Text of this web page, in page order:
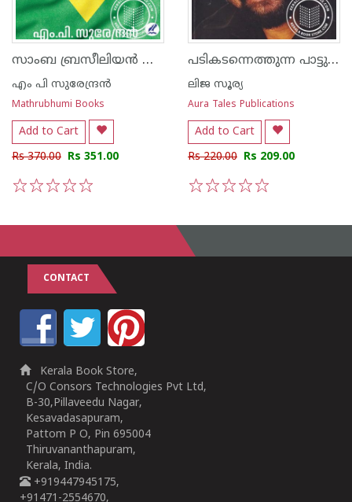
സാംബ ബ്രസീലിയന്‍ ഫുട്‌ബോള്‍ ഭൂപടം
എം പി സുരേന്ദ്രന്‍
Mathrubhumi Books
Add to Cart
Rs 370.00 Rs 351.00
പടികടന്നെത്തുന്ന പാട്ടുകൾ
ലിജ സൂര്യ
Aura Tales Publications
Add to Cart
Rs 220.00 Rs 209.00
CONTACT
Kerala Book Store,
C/O Consors Technologies Pvt Ltd,
B-30,Pillaveedu Nagar,
Kesavadasapuram,
Pattom P O, Pin 695004
Thiruvananthapuram,
Kerala, India.
+919447945175,
+91471-2554670,